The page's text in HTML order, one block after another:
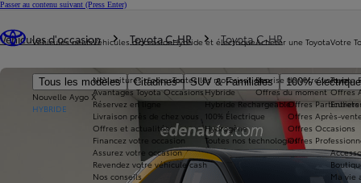
Passer au contenu suivant (Press Enter)
Véhicules neufs
Tous les modèles Citadines SUV & Familiales 100%
Nouvelle Aygo X
HYBRIDE
Véhicules d'occasion
Nos voitures d'occasion
Avantages Toyota Occasions
Réservez en ligne
Livraison près de chez vous
Offres et actualités
Financez votre occasion
Assurez votre occasion
Revendez votre véhicule cash
Nos conseils
Hybride et électrique
Toutes les motorisations
Hybride
Hybride Rechargeable
100% Électrique
Hydrogène
Toutes nos technologies
Acheter une Toyota
Reprise de votre voiture
Offres du moment
Offres Particuliers
Offres Après-
Offres Occasions
Offres
Votre
Toyota
Offres
Ma vie
Véhicules d'occasion Toyota C-HR Toyota C-HR